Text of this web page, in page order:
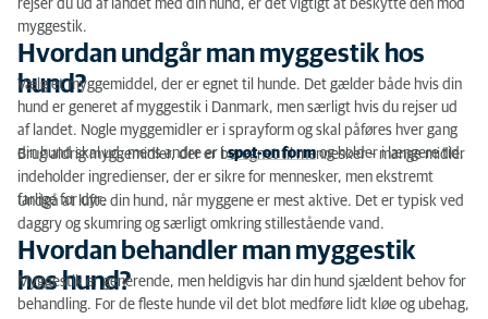
Hvordan behandler man myggestik hos hund?
rejser du ud af landet med din hund, er det vigtigt at beskytte den mod
myggestik.
Hvordan undgår man myggestik hos
hund?
Vælg et myggemiddel, der er egnet til hunde. Det gælder både hvis din
hund er generet af myggestik i Danmark, men særligt hvis du rejser ud
af landet. Nogle myggemidler er i sprayform og skal påføres hver gang
din hund skal ud, mens andre er ispot-on formog holder i længere tid.
Brug aldrig myggemidler, der er beregnet til mennesker – mange midler
indeholder ingredienser, der er sikre for mennesker, men ekstremt
farlige for dyr.
Undgå at lufte din hund, når myggene er mest aktive. Det er typisk ved
daggry og skumring og særligt omkring stillestående vand.
Hvordan behandler man myggestik
hos hund?
Myggestik er generende, men heldigvis har din hund sjældent behov for
behandling. For de fleste hunde vil det blot medføre lidt kløe og ubehag,